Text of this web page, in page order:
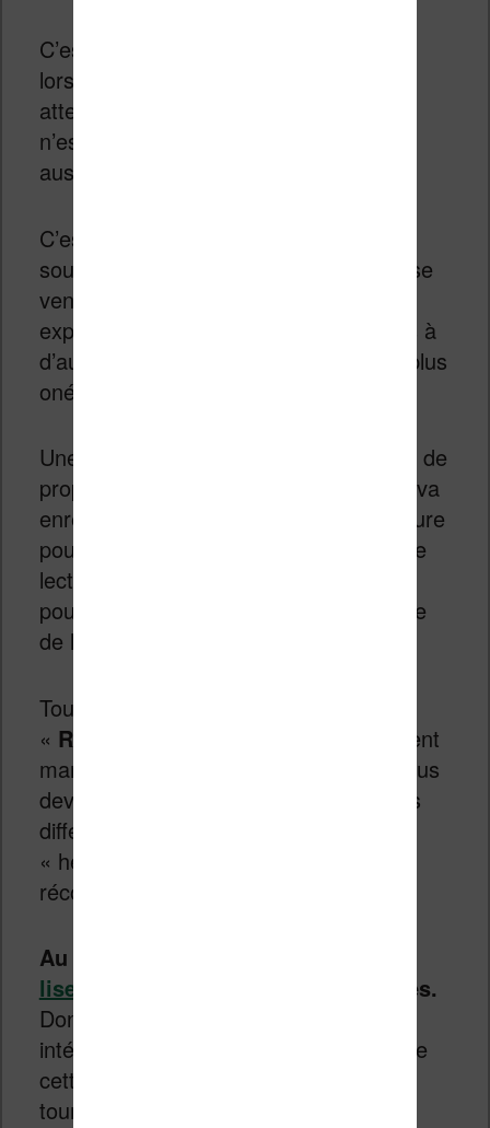
C’est particulièrement remarquable
lorsque l’on ouvre un ebook où il faut
attendre de longues secondes, ce qui
n’est pas le cas sur les autres liseuses
aussi récentes.
C’est assez surprenant, mais il faut se
souvenir que la Kobo Nia est une liseuse
vendue à moins de 100 € ce qui peut
expliquer des performances inférieures à
d’autres liseuses récentes mais aussi plus
onéreuses.
Une particularité des liseuses Kobo est de
proposer une fonction «
» qui va
enregistrer toutes vos sessions de lecture
pour en tirer des statistiques : temps de
lecture total, vitesse de lecture,
pourcentage de livres terminés, nombre
de livres finis, etc.
Tout ceci est complété par des
« Récompenses
» virtuelles qui viennent
marquer ces activités. Par exemple, vous
devrez lire à la même heure sur 5 jours
différents pour recevoir la récompense
« heure de lecture préférée ». Il y a 16
récompenses de ce genre.
Au niveau des statistiques,
liseuses Kobo
sont les plus avancées.
Donc, si ce genre de choses vous
intéresse, c’est bien vers une liseuse de
cette marque que vous devrez vous
tourner.